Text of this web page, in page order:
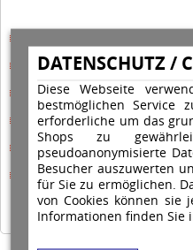
DATENSCHUTZ /
Diese Webseite
bestmöglichen Service
erforderliche um das
Shops zu
pseudoanonymisierte
Besucher auszuwerten
für Sie zu ermöglichen.
von Cookies können sie
Informationen finden Sie
Hilfe-Multicolorstempel
Hilfe-Rundstempel
Hilfe Rundstempel Holz
Hilfe Stempelkissen
Hilfe Stempelplatte